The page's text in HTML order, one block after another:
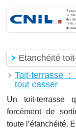
Etanchéité
Toit-terrasse :
tout casser
Un toit-terrasse
forcément de
toute l’étanchéité.